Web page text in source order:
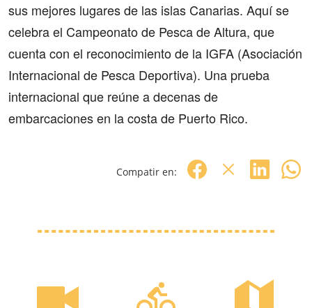
sus mejores lugares de las islas Canarias. Aquí se
celebra el Campeonato de Pesca de Altura, que
cuenta con el reconocimiento de la IGFA (Asociación
Internacional de Pesca Deportiva). Una prueba
internacional que reúne a decenas de
embarcaciones en la costa de Puerto Rico.
Compatir en: